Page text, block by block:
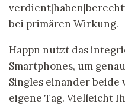
bei primären Wirkung.
Happn nutzt das
Smartphones, um
Singles einander
eigene Tag. Vielleicht